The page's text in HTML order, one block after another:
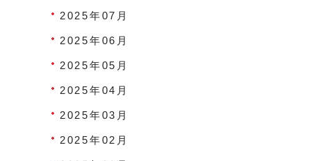
2025年07月
2025年06月
2025年05月
2025年04月
2025年03月
2025年02月